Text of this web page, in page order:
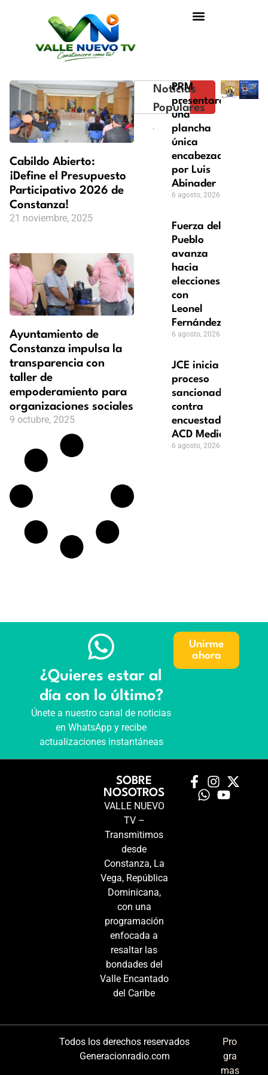
Cabildo Abierto:
¡Define el Presupuesto
Participativo 2026 de
Constanza!
21 noviembre, 2025
Ayuntamiento de
Constanza impulsa la
transparencia con
taller de
empoderamiento para
organizaciones sociales
9 octubre, 2025
Noticias
Populares
PRM
presentará
una
plancha
única
encabezada
por Luis
Abinader
6 agosto, 2026
Fuerza del
Pueblo
avanza
hacia
elecciones
con
Leonel
Fernández
6 agosto, 2026
JCE inicia
proceso
sancionador
contra
encuestadora
ACD Media
6 agosto, 2026
¿Quieres estar al
día con lo último?
Únete a nuestro canal de noticias
en WhatsApp y recibe
actualizaciones instantáneas
Unirme
ahora
SOBRE
NOSOTROS
VALLE NUEVO
TV –
Transmitimos
desde
Constanza, La
Vega, República
Dominicana,
con una
programación
enfocada a
resaltar las
bondades del
Valle Encantado
del Caribe
Todos los derechos reservados
Generacionradio.com
Pro
gra
mas